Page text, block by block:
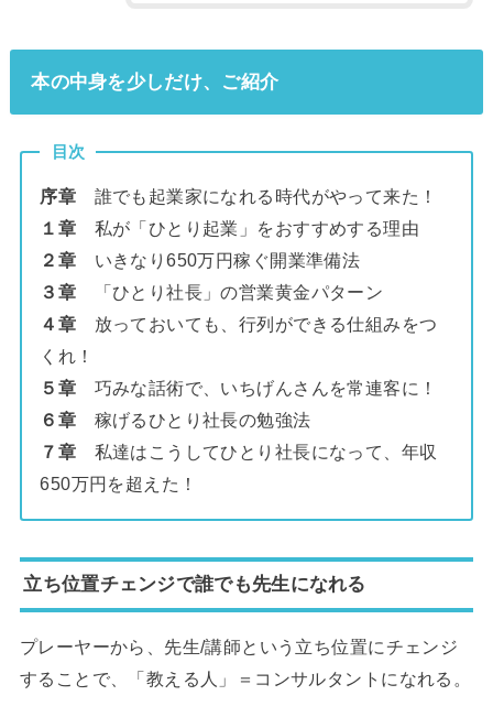
本の中身を少しだけ、ご紹介
目次
序章 誰でも起業家になれる時代がやって来た！
１章 私が「ひとり起業」をおすすめする理由
２章 いきなり650万円稼ぐ開業準備法
３章 「ひとり社長」の営業黄金パターン
４章 放っておいても、行列ができる仕組みをつ
くれ！
５章 巧みな話術で、いちげんさんを常連客に！
６章 稼げるひとり社長の勉強法
７章 私達はこうしてひとり社長になって、年収
650万円を超えた！
立ち位置チェンジで誰でも先生になれる
プレーヤーから、先生/講師という立ち位置にチェンジ
することで、「教える人」＝コンサルタントになれる。